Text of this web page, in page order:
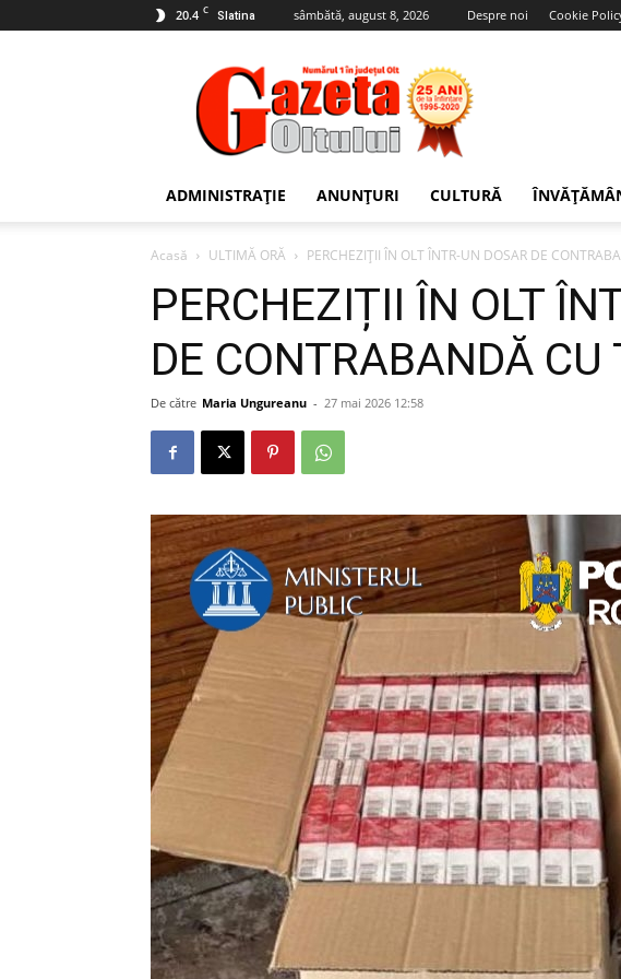
20.4 C Slatina sâmbătă, august 8, 2026 Despre noi Cookie
Gazeta
Oltului
ADMINISTRAȚIE ANUNȚURI CULTURĂ
Acasă ULTIMĂ ORĂ PERCHEZIȚII ÎN OLT ÎNTR-UN DOSAR DE
PERCHEZIȚII ÎN OLT
DE CONTRABANDĂ CU
De către Maria Ungureanu - 27 mai 2026 12:58